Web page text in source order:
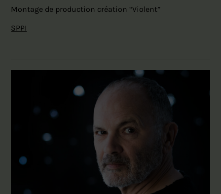
Montage de production création “Violent”
SPPI